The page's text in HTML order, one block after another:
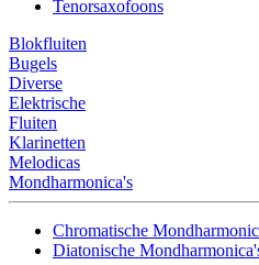
Tenorsaxofoons
Blokfluiten
Bugels
Diverse
Elektrische
Fluiten
Klarinetten
Melodicas
Mondharmonica's
Chromatische
Diatonische